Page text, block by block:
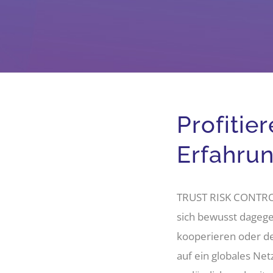
TRUST RISK
sich bewusst
kooperieren oder
auf ein globales